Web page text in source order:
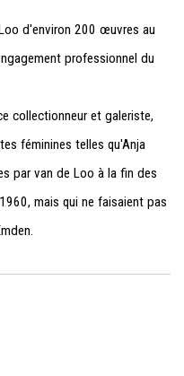
d'environ 200 œuvres au
professionnel du
collectionneur et galeriste,
féminines telles qu'Anja
par van de Loo à la fin des
mais qui ne faisaient pas